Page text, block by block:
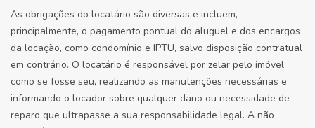
As obrigações do locatário são diversas e incluem,
principalmente, o pagamento pontual do aluguel e dos encargos
da locação, como condomínio e IPTU, salvo disposição contratual
em contrário. O locatário é responsável por zelar pelo imóvel
como se fosse seu, realizando as manutenções necessárias e
informando o locador sobre qualquer dano ou necessidade de
reparo que ultrapasse a sua responsabilidade legal. A não